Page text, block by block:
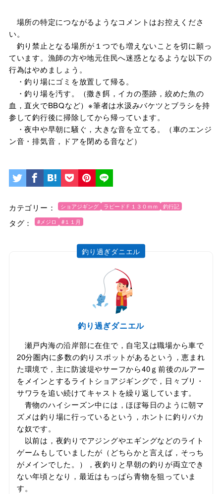
場所の特定につながるようなコメントはお控えくださ
い。
釣り禁止となる場所が１つでも増えないことを切に願っ
ています。漁師の方や地元住民へ迷惑となるような以下の
行為はやめましょう。
・釣り場にゴミを放置して帰る。
・釣り場を汚す。（撒き餌，イカの墨跡，絞めた魚の
血，直火でBBQなど）※筆者は水汲みバケツとブラシを持
参して釣行後に掃除してから帰っています。
・夜中や早朝に騒ぐ，大きな音を立てる。（車のエンジ
ン音・排気音，ドアを閉める音など）
カテゴリー： ショアジギング ラピードＦ１３０ｍｍ 釣行記
タグ： #メジロ #１１月
釣り過ぎダニエル
釣り過ぎダニエル
瀬戸内海の沿岸部に在住で，自宅又は職場から車で
20分圏内に多数の釣りスポットがあるという，恵まれ
た環境で，主に防波堤やサーフから40ｇ前後のルアー
をメインとするライトショアジギングで，日々ブリ・
サワラを追い続けてキャストを繰り返しています。
青物のハイシーズン中には，ほぼ毎日のように朝マ
ズメは釣り場に行っているという，ホントに釣りバカ
な奴です。
以前は，夜釣りでアジングやエギングなどのライト
ゲームもしていましたが（どちらかと言えば，そっち
がメインでした。），夜釣りと早朝の釣りが両立でき
ない年頃となり，最近はもっぱら青物を狙っていま
す。